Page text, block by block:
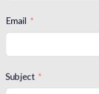
Email
Subject